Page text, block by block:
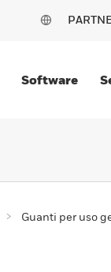
Software
Guanti per uso